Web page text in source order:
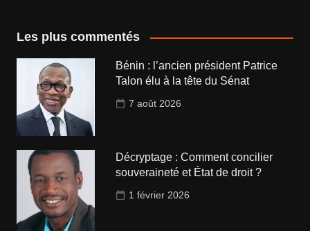
Les plus commentés
Bénin : l’ancien président Patrice
Talon élu à la tête du Sénat
7 août 2026
Décryptage : Comment concilier
souveraineté et État de droit ?
1 février 2026